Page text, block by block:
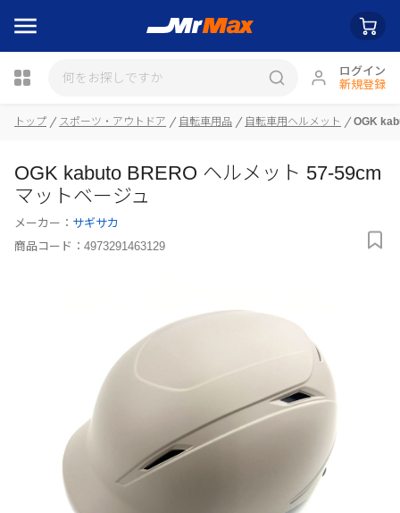
ログイン
新規登録
トップ スポーツ・アウトドア 自転車用品 自転車用ヘルメット OGK
OGK kabuto BRERO ヘルメット 57-59cm
マットベージュ
メーカー： サギサカ
商品コード： 4973291463129